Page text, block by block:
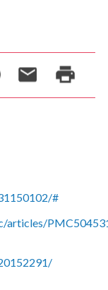
#
articles/